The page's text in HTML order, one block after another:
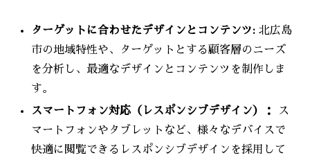
ターゲットに合わせたデザインとコンテンツ: 北広島
市の地域特性や、ターゲットとする顧客層のニーズ
を分析し、最適なデザインとコンテンツを制作しま
す。
スマートフォン対応（レスポンシブデザイン）：
ス
マートフォンやタブレットなど、様々なデバイスで
快適に閲覧できるレスポンシブデザインを採用して